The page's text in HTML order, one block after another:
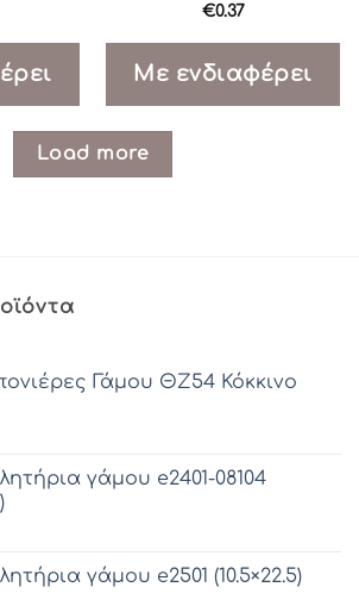
€0.37
Με ενδιαφέρει
Load more
Γάμου ΘZ54 Κόκκινο
γάμου e2401-08104
γάμου e2501 (10.5×22.5)